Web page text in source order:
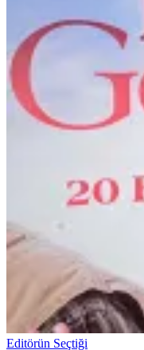
Editörün Seçtiği